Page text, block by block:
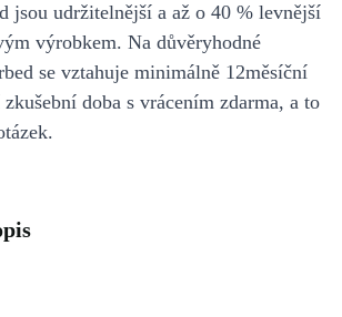
jsou udržitelnější a až o 40 % levnější
výrobkem. Na důvěryhodné
se vztahuje minimálně 12měsíční
doba s vrácením zdarma, a to